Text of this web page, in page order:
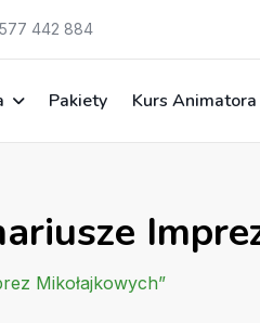
442 884
Pakiety Kurs Animatora
Mikołajkowych”